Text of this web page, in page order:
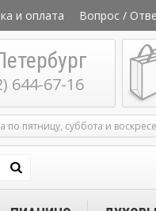
и оплата Вопрос /
644-67-16
по пятницу, суббота и